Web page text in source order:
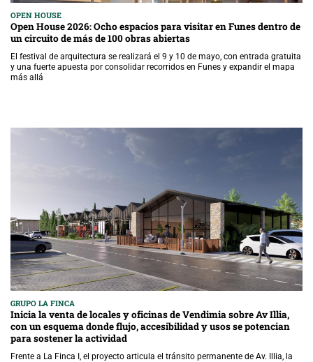
OPEN HOUSE
Open House 2026: Ocho espacios para visitar en Funes dentro de
un circuito de más de 100 obras abiertas
El festival de arquitectura se realizará el 9 y 10 de mayo, con entrada gratuita
y una fuerte apuesta por consolidar recorridos en Funes y expandir el mapa
más allá
GRUPO LA FINCA
Inicia la venta de locales y oficinas de Vendimia sobre Av Illia,
con un esquema donde flujo, accesibilidad y usos se potencian
para sostener la actividad
Frente a La Finca I, el proyecto articula el tránsito permanente de Av. Illia, la